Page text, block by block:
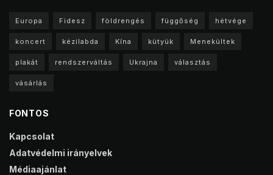
Europa Fidesz földrengés függőség hétvége
koncert kézilabda Kína kütyük Menekültek
plakát rendszerváltás Ukrajna választás
vásárlás
FONTOS
Kapcsolat
Adatvédelmi irányelvek
Médiaajánlat